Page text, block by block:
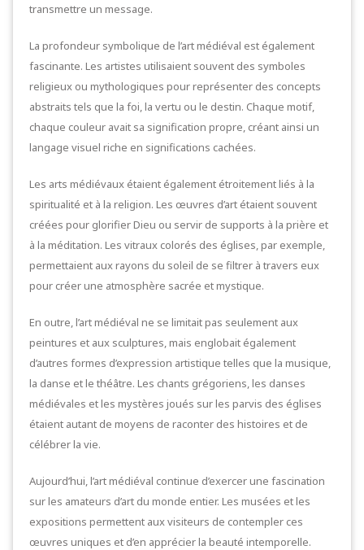
transmettre un message.
La profondeur symbolique de l’art médiéval est également
fascinante. Les artistes utilisaient souvent des symboles
religieux ou mythologiques pour représenter des concepts
abstraits tels que la foi, la vertu ou le destin. Chaque motif,
chaque couleur avait sa signification propre, créant ainsi un
langage visuel riche en significations cachées.
Les arts médiévaux étaient également étroitement liés à la
spiritualité et à la religion. Les œuvres d’art étaient souvent
créées pour glorifier Dieu ou servir de supports à la prière et
à la méditation. Les vitraux colorés des églises, par exemple,
permettaient aux rayons du soleil de se filtrer à travers eux
pour créer une atmosphère sacrée et mystique.
En outre, l’art médiéval ne se limitait pas seulement aux
peintures et aux sculptures, mais englobait également
d’autres formes d’expression artistique telles que la musique,
la danse et le théâtre. Les chants grégoriens, les danses
médiévales et les mystères joués sur les parvis des églises
étaient autant de moyens de raconter des histoires et de
célébrer la vie.
Aujourd’hui, l’art médiéval continue d’exercer une fascination
sur les amateurs d’art du monde entier. Les musées et les
expositions permettent aux visiteurs de contempler ces
œuvres uniques et d’en apprécier la beauté intemporelle.